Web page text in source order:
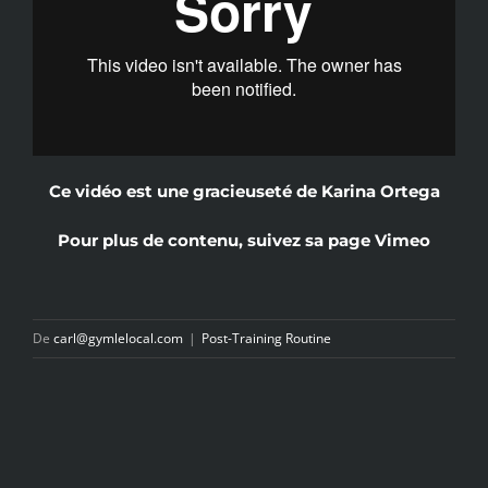
Ce vidéo est une gracieuseté de Karina Ortega
Pour plus de contenu, suivez sa page Vimeo
De carl@gymlelocal.com | Post-Training Routine